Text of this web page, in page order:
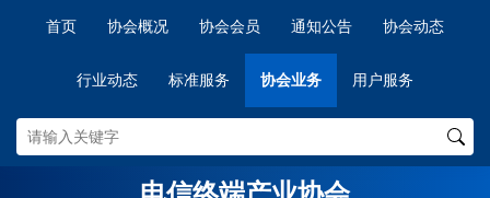
首页 协会概况 协会会员 通知公告 协会动态
行业动态 标准服务 协会业务 用户服务